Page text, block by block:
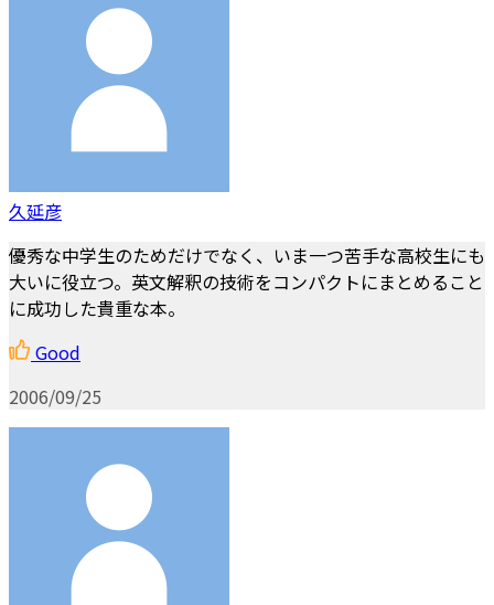
久延彦
優秀な中学生のためだけでなく、いま一つ苦手な高校生にも
大いに役立つ。英文解釈の技術をコンパクトにまとめること
に成功した貴重な本。
Good
2006/09/25